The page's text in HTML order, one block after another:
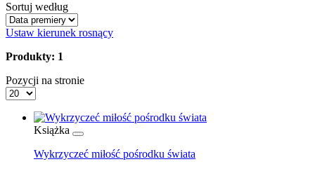
Sortuj według
Ustaw kierunek rosnący
Produkty: 1
Pozycji na stronie
Książka
Wykrzyczeć miłość pośrodku świata